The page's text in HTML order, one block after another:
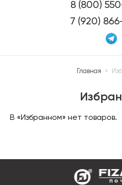
8 (800)
7 (920)
Главная >
В «Избранном» нет товаров.